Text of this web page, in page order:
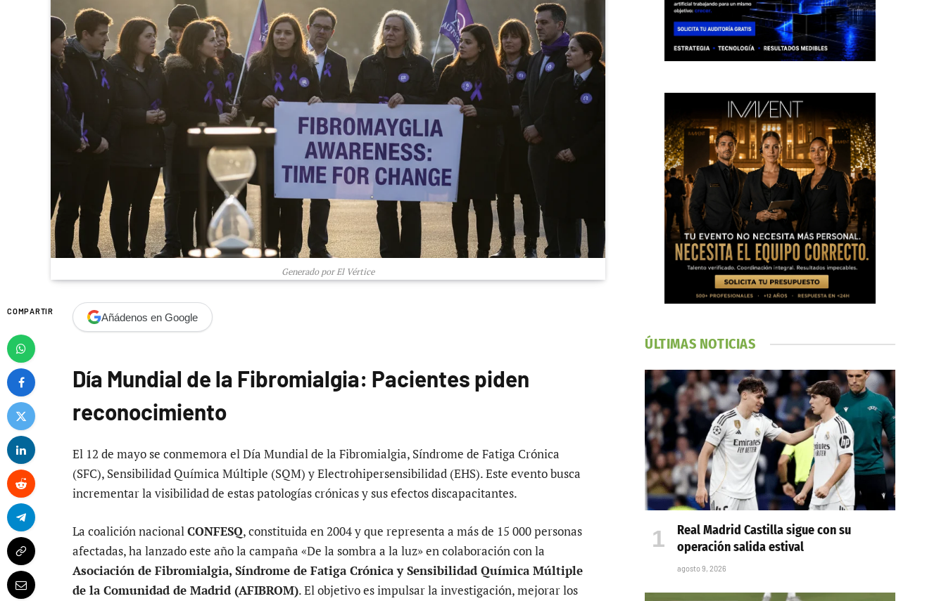
Generado por El Vértice
COMPARTIR Añádenos en Google
Día Mundial de la Fibromialgia: Pacientes piden
reconocimiento
El 12 de mayo se conmemora el Día Mundial de la Fibromialgia, Síndrome de Fatiga Crónica
(SFC), Sensibilidad Química Múltiple (SQM) y Electrohipersensibilidad (EHS). Este evento busca
incrementar la visibilidad de estas patologías crónicas y sus efectos discapacitantes.
La coalición nacionalCONFESQ, constituida en 2004 y que representa a más de 15 000 personas
afectadas, ha lanzado este año la campaña «De la sombra a la luz» en colaboración con la
Asociación de Fibromialgia, Síndrome de Fatiga Crónica y Sensibilidad Química Múltiple
de la Comunidad de Madrid (AFIBROM). El objetivo es impulsar la investigación, mejorar los
ÚLTIMAS NOTICIAS
Real Madrid Castilla sigue con su
operación salida estival
agosto 9, 2026